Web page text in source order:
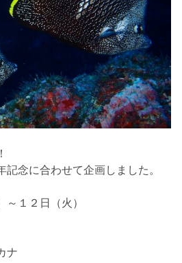
記念に合わせて企画しました。
１２日（火）
ナ